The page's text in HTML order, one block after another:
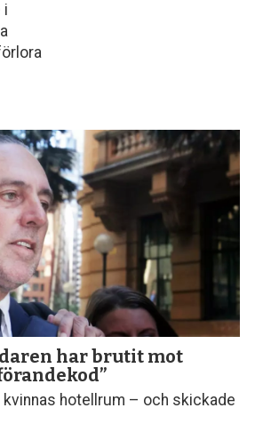
i
har brutit mot
kvinnas hotellrum – och skickade